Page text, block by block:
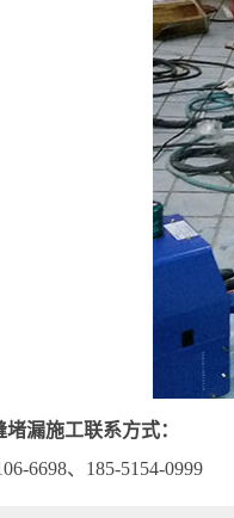
漏施工联系方式：
6698、185-5154-0999